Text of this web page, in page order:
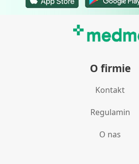
O firmie
Kontakt
Regulamin
O nas